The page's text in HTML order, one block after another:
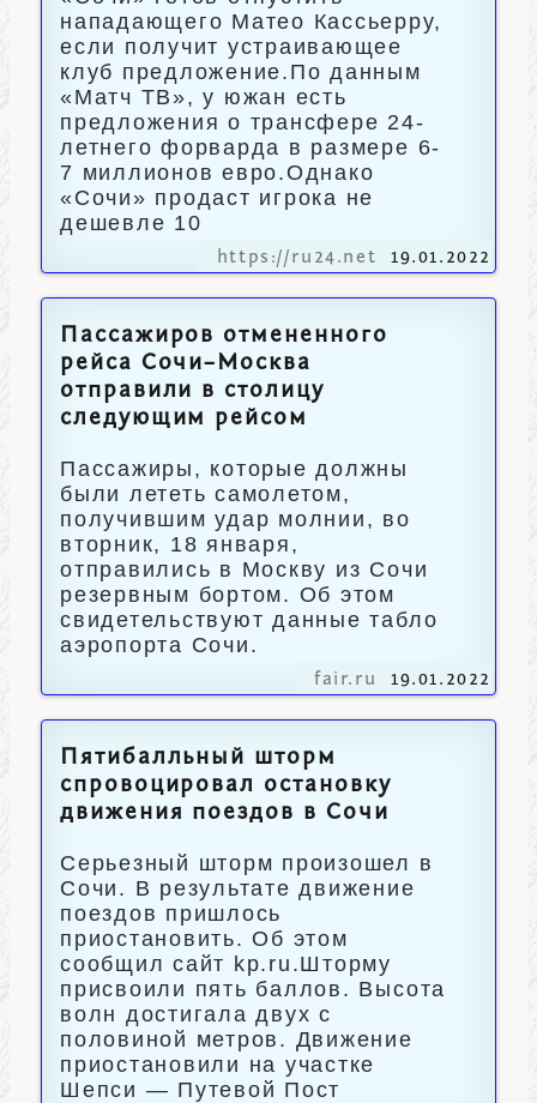
нападающего Матео Кассьерру,
если получит устраивающее
клуб предложение.По данным
«Матч ТВ», у южан есть
предложения о трансфере 24-
летнего форварда в размере 6-
7 миллионов евро.Однако
«Сочи» продаст игрока не
дешевле 10
https://ru24.net 19.01.2022
Пассажиров отмененного
рейса Сочи–Москва
отправили в столицу
следующим рейсом
Пассажиры, которые должны
были лететь самолетом,
получившим удар молнии, во
вторник, 18 января,
отправились в Москву из Сочи
резервным бортом. Об этом
свидетельствуют данные табло
аэропорта Сочи.
fair.ru 19.01.2022
Пятибалльный шторм
спровоцировал остановку
движения поездов в Сочи
Серьезный шторм произошел в
Сочи. В результате движение
поездов пришлось
приостановить. Об этом
сообщил сайт kp.ru.Шторму
присвоили пять баллов. Высота
волн достигала двух с
половиной метров. Движение
приостановили на участке
Шепси — Путевой Пост